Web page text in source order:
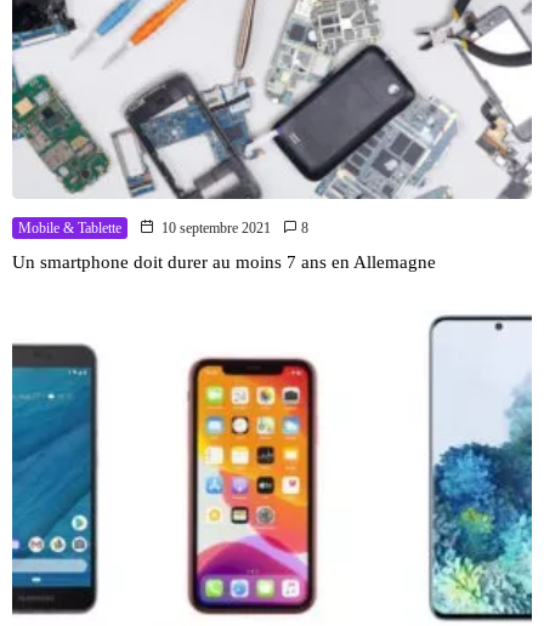
Mobile & Tablette 10 septembre 2021 8
Un smartphone doit durer au moins 7 ans en Allemagne